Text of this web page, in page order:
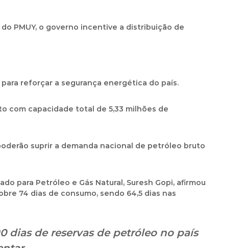
PMUY, o governo incentive a distribuição de
para reforçar a segurança energética do país.
com capacidade total de 5,33 milhões de
suprir a demanda nacional de petróleo bruto
para Petróleo e Gás Natural, Suresh Gopi, afirmou
74 dias de consumo, sendo 64,5 dias nas
dias de reservas de petróleono país